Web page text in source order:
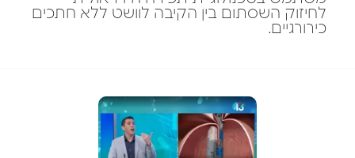
לחיזוק השסתום בין הקיבה לוושט ללא חתכים
כירורגיים.